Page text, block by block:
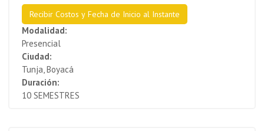
Recibir Costos y Fecha de Inicio al Instante
Modalidad:
Presencial
Ciudad:
Tunja, Boyacá
Duración:
10 SEMESTRES